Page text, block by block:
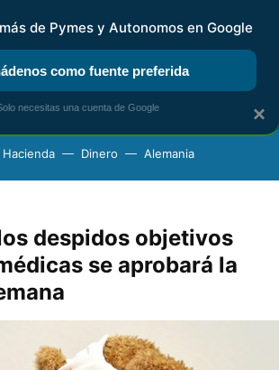
KIT DIGITAL RENTA
Hacienda Dinero Alemania
despidos objetivos
se aprobará la
×
de Pymes y Autonomos en Google
como fuente preferida
necesitas una cuenta de Google